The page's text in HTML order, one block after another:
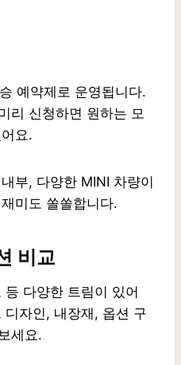
예약제로 운영됩니다.
리 신청하면 원하는 모
요.
부, 다양한 MINI 차량이
미도 쏠쏠합니다.
비교
다양한 트림이 있어
디자인, 내장재, 옵션 구
세요.